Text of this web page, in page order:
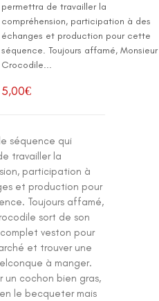
permettra de travailler la
compréhension, participation à des
échanges et production pour cette
séquence. Toujours affamé, Monsieur
Crocodile...
5,00€
séquence qui
travailler la
participation à
et production pour
Toujours affamé,
sort de son
veston pour
et trouver une
à manger.
un cochon bien gras,
le becqueter mais